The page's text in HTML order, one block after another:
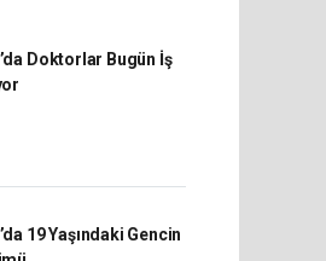
Doktorlar Bugün İş
19 Yaşındaki Gencin